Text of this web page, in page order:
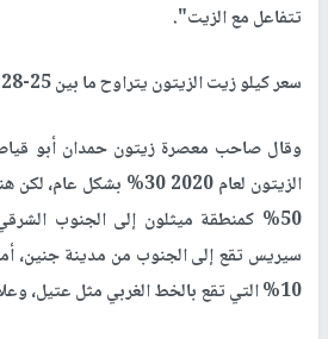
تتفاعل مع الزيت".
سعر كيلو زيت الزيتون يتراوح ما بين 25-28
وقال صاحب معصرة زيتون حمدان أبو
الزيتون لعام 2020 30%
50% كمنطقة ميثلون إلى الجنوب
سيريس تقع إلى الجنوب من مدينة جنين،
10% التي تقع بالخط الغربي مثل عتيل، وعلار، ودير الغصون.